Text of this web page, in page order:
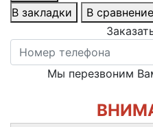
В закладки
В сравнение
Мы перезвоним